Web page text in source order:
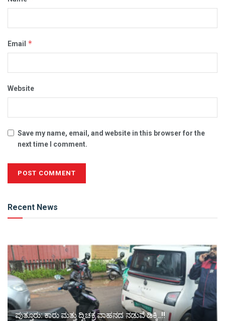
Email *
Website
Save my name, email, and website in this browser for the
next time I comment.
Recent News
ಪುತ್ತೂರು: ಕಾರು ಮತ್ತು ದ್ವಿಚಕ್ರ ವಾಹನದ ನಡುವೆ ಡಿಕ್ಕಿ..!!